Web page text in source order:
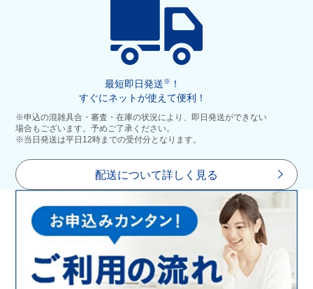
最短即日発送※
！
すぐにネットが使えて便利！
※申込の混雑具合・審査・在庫の状況により、即日発送ができない
場合もございます。予めご了承ください。
※当日発送は平日12時までの受付分となります。
配送について詳しく見る